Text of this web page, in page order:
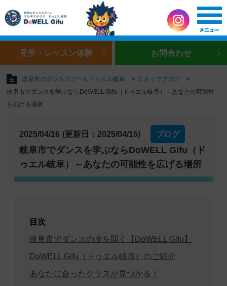
見学・レッスン体験 お問合わせ
岐阜市のダンススクールドゥエル岐阜
スタッフブログ
岐阜市でダンスを学ぶならDoWELL Gifu（ドゥエル岐阜）～あなたの可能性
を広げる場所
2025/04/16 (更新日：2025/04/15) ブログ
岐阜市でダンスを学ぶならDoWELL Gifu（ド
ゥエル岐阜）～あなたの可能性を広げる場所
目次
岐阜市でダンスの扉を開く【DoWELL Gifu】
DoWELL Gifu（ドゥエル岐阜）のご紹介
あなたに合ったクラスが見つかる！